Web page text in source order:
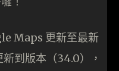
Maps 更新至最新
到版本（34.0），